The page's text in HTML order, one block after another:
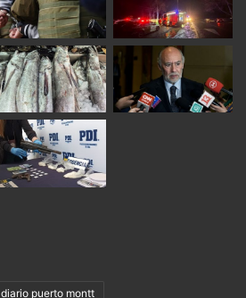
diario puerto montt